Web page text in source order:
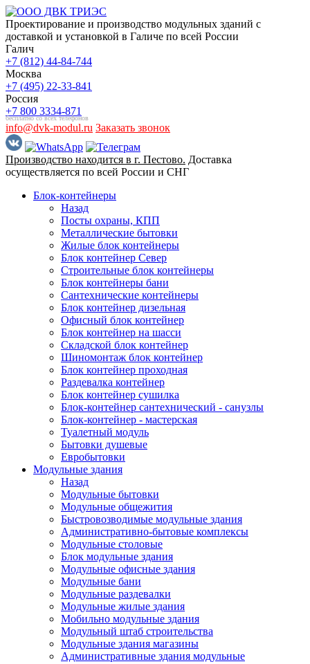
Проектирование и производство модульных зданий с
доставкой и установкой в Галиче по всей России
Галич
+7 (812) 44-84-744
Москва
+7 (495) 22-33-841
Россия
+7 800 3334-871
бесплатно со всех телефонов
info@dvk-modul.ru Заказать звонок
Производство находится в г. Пестово. Доставка
осуществляется по всей России и СНГ
Блок-контейнеры
Назад
Посты охраны, КПП
Металлические бытовки
Жилые блок контейнеры
Блок контейнер Север
Строительные блок контейнеры
Блок контейнеры бани
Сантехнические контейнеры
Блок контейнер дизельная
Офисный блок контейнер
Блок контейнер на шасси
Складской блок контейнер
Шиномонтаж блок контейнер
Блок контейнер проходная
Раздевалка контейнер
Блок контейнер сушилка
Блок-контейнер сантехнический - санузлы
Блок-контейнер - мастерская
Туалетный модуль
Бытовки душевые
Евробытовки
Модульные здания
Назад
Модульные бытовки
Модульные общежития
Быстровозводимые модульные здания
Административно-бытовые комплексы
Модульные столовые
Блок модульные здания
Модульные офисные здания
Модульные бани
Модульные раздевалки
Модульные жилые здания
Мобильно модульные здания
Модульный штаб строительства
Модульные здания магазины
Административные здания модульные